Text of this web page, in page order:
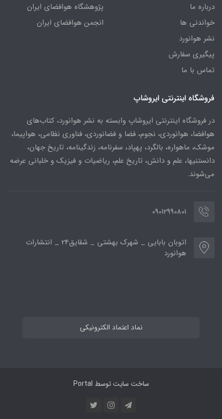
درباره ما
خواندنی ها
نشر هوانورد
پیگیری سفارش
تماس با ما
پژوهشگاه هوافضای ایران
انجمن هوافضای ایران
فروشگاه اینترنتی ایروشاپ
در فروشگاه اینترنتی ایروشاپ وابسته به نشر هوانورد، کتاب‌های
هوافضا، هوانوردی، نجوم، فضا و فضانوردی، فناوری نظامی، هواپیما،
موشک، ماهواره، بالگرد، پهپاد، سفرنامه، زندگینامه، تاریخ جهان،
دانستنیها، علم و دانش، تاریخ علم، ریاضیات و فیزیک و خلبانی عرضه
می‌شوند.
09012990801
اتوبان بابایی _ شهرک بهشتی _ شقایق24 _ انتشارات
هوانورد
نماد اعتماد الکترونیکی
ساخت سایت توسط Portal